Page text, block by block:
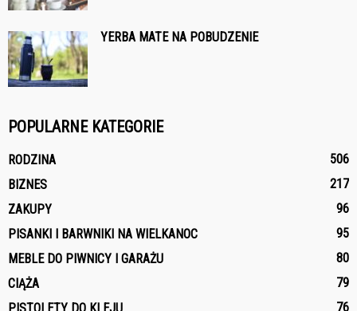
YERBA MATE NA POBUDZENIE
POPULARNE KATEGORIE
RODZINA
506
BIZNES
217
ZAKUPY
96
PISANKI I BARWNIKI NA WIELKANOC
95
MEBLE DO PIWNICY I GARAŻU
80
CIĄŻA
79
76